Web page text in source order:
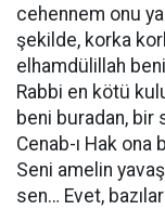
cehennem onu
şekilde, korka
elhamdülillah
Rabbi en kötü
beni buradan, bir
Cenab-ı Hak ona
Seni amelin
sen… Evet,